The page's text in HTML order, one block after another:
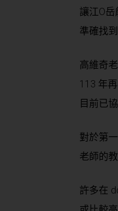
讓江O岳
準確找
高維奇
113 年
目前已
對於第
老師的
許多在